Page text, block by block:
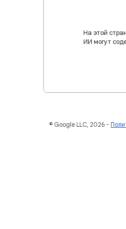
На этой
ИИ могут
© Google LLC, 2026